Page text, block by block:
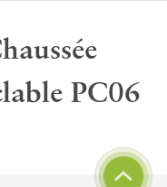
PC06